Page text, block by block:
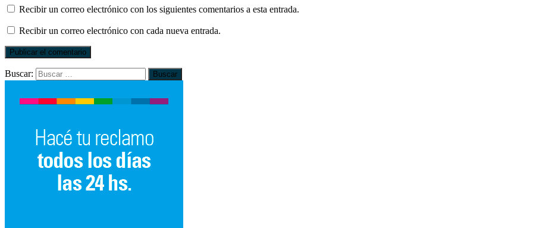
Recibir un correo electrónico con los siguientes comentarios a esta entrada.
Recibir un correo electrónico con cada nueva entrada.
Buscar: